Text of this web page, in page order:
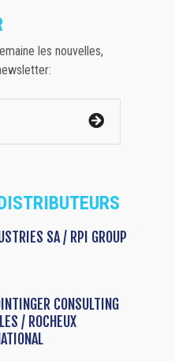
les nouvelles,
SA / RPI GROUP
CONSULTING
/ ROCHEUX